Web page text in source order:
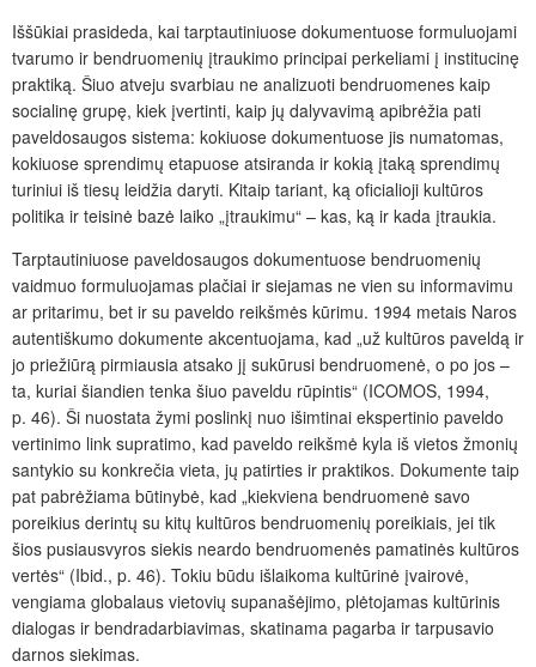
Iššūkiai prasideda, kai tarptautiniuose dokumentuose formuluojami
tvarumo ir bendruomenių įtraukimo principai perkeliami į institucinę
praktiką. Šiuo atveju svarbiau ne analizuoti bendruomenes kaip
socialinę grupę, kiek įvertinti, kaip jų dalyvavimą apibrėžia pati
paveldosaugos sistema: kokiuose dokumentuose jis numatomas,
kokiuose sprendimų etapuose atsiranda ir kokią įtaką sprendimų
turiniui iš tiesų leidžia daryti. Kitaip tariant, ką oficialioji kultūros
politika ir teisinė bazė laiko „įtraukimu“ – kas, ką ir kada įtraukia.
Tarptautiniuose paveldosaugos dokumentuose bendruomenių
vaidmuo formuluojamas plačiai ir siejamas ne vien su informavimu
ar pritarimu, bet ir su paveldo reikšmės kūrimu. 1994 metais Naros
autentiškumo dokumente akcentuojama, kad „už kultūros paveldą ir
jo priežiūrą pirmiausia atsako jį sukūrusi bendruomenė, o po jos –
ta, kuriai šiandien tenka šiuo paveldu rūpintis“ (ICOMOS, 1994,
p. 46). Ši nuostata žymi poslinkį nuo išimtinai ekspertinio paveldo
vertinimo link supratimo, kad paveldo reikšmė kyla iš vietos žmonių
santykio su konkrečia vieta, jų patirties ir praktikos. Dokumente taip
pat pabrėžiama būtinybė, kad „kiekviena bendruomenė savo
poreikius derintų su kitų kultūros bendruomenių poreikiais, jei tik
šios pusiausvyros siekis neardo bendruomenės pamatinės kultūros
vertės“ (Ibid., p. 46). Tokiu būdu išlaikoma kultūrinė įvairovė,
vengiama globalaus vietovių supanašėjimo, plėtojamas kultūrinis
dialogas ir bendradarbiavimas, skatinama pagarba ir tarpusavio
darnos siekimas.